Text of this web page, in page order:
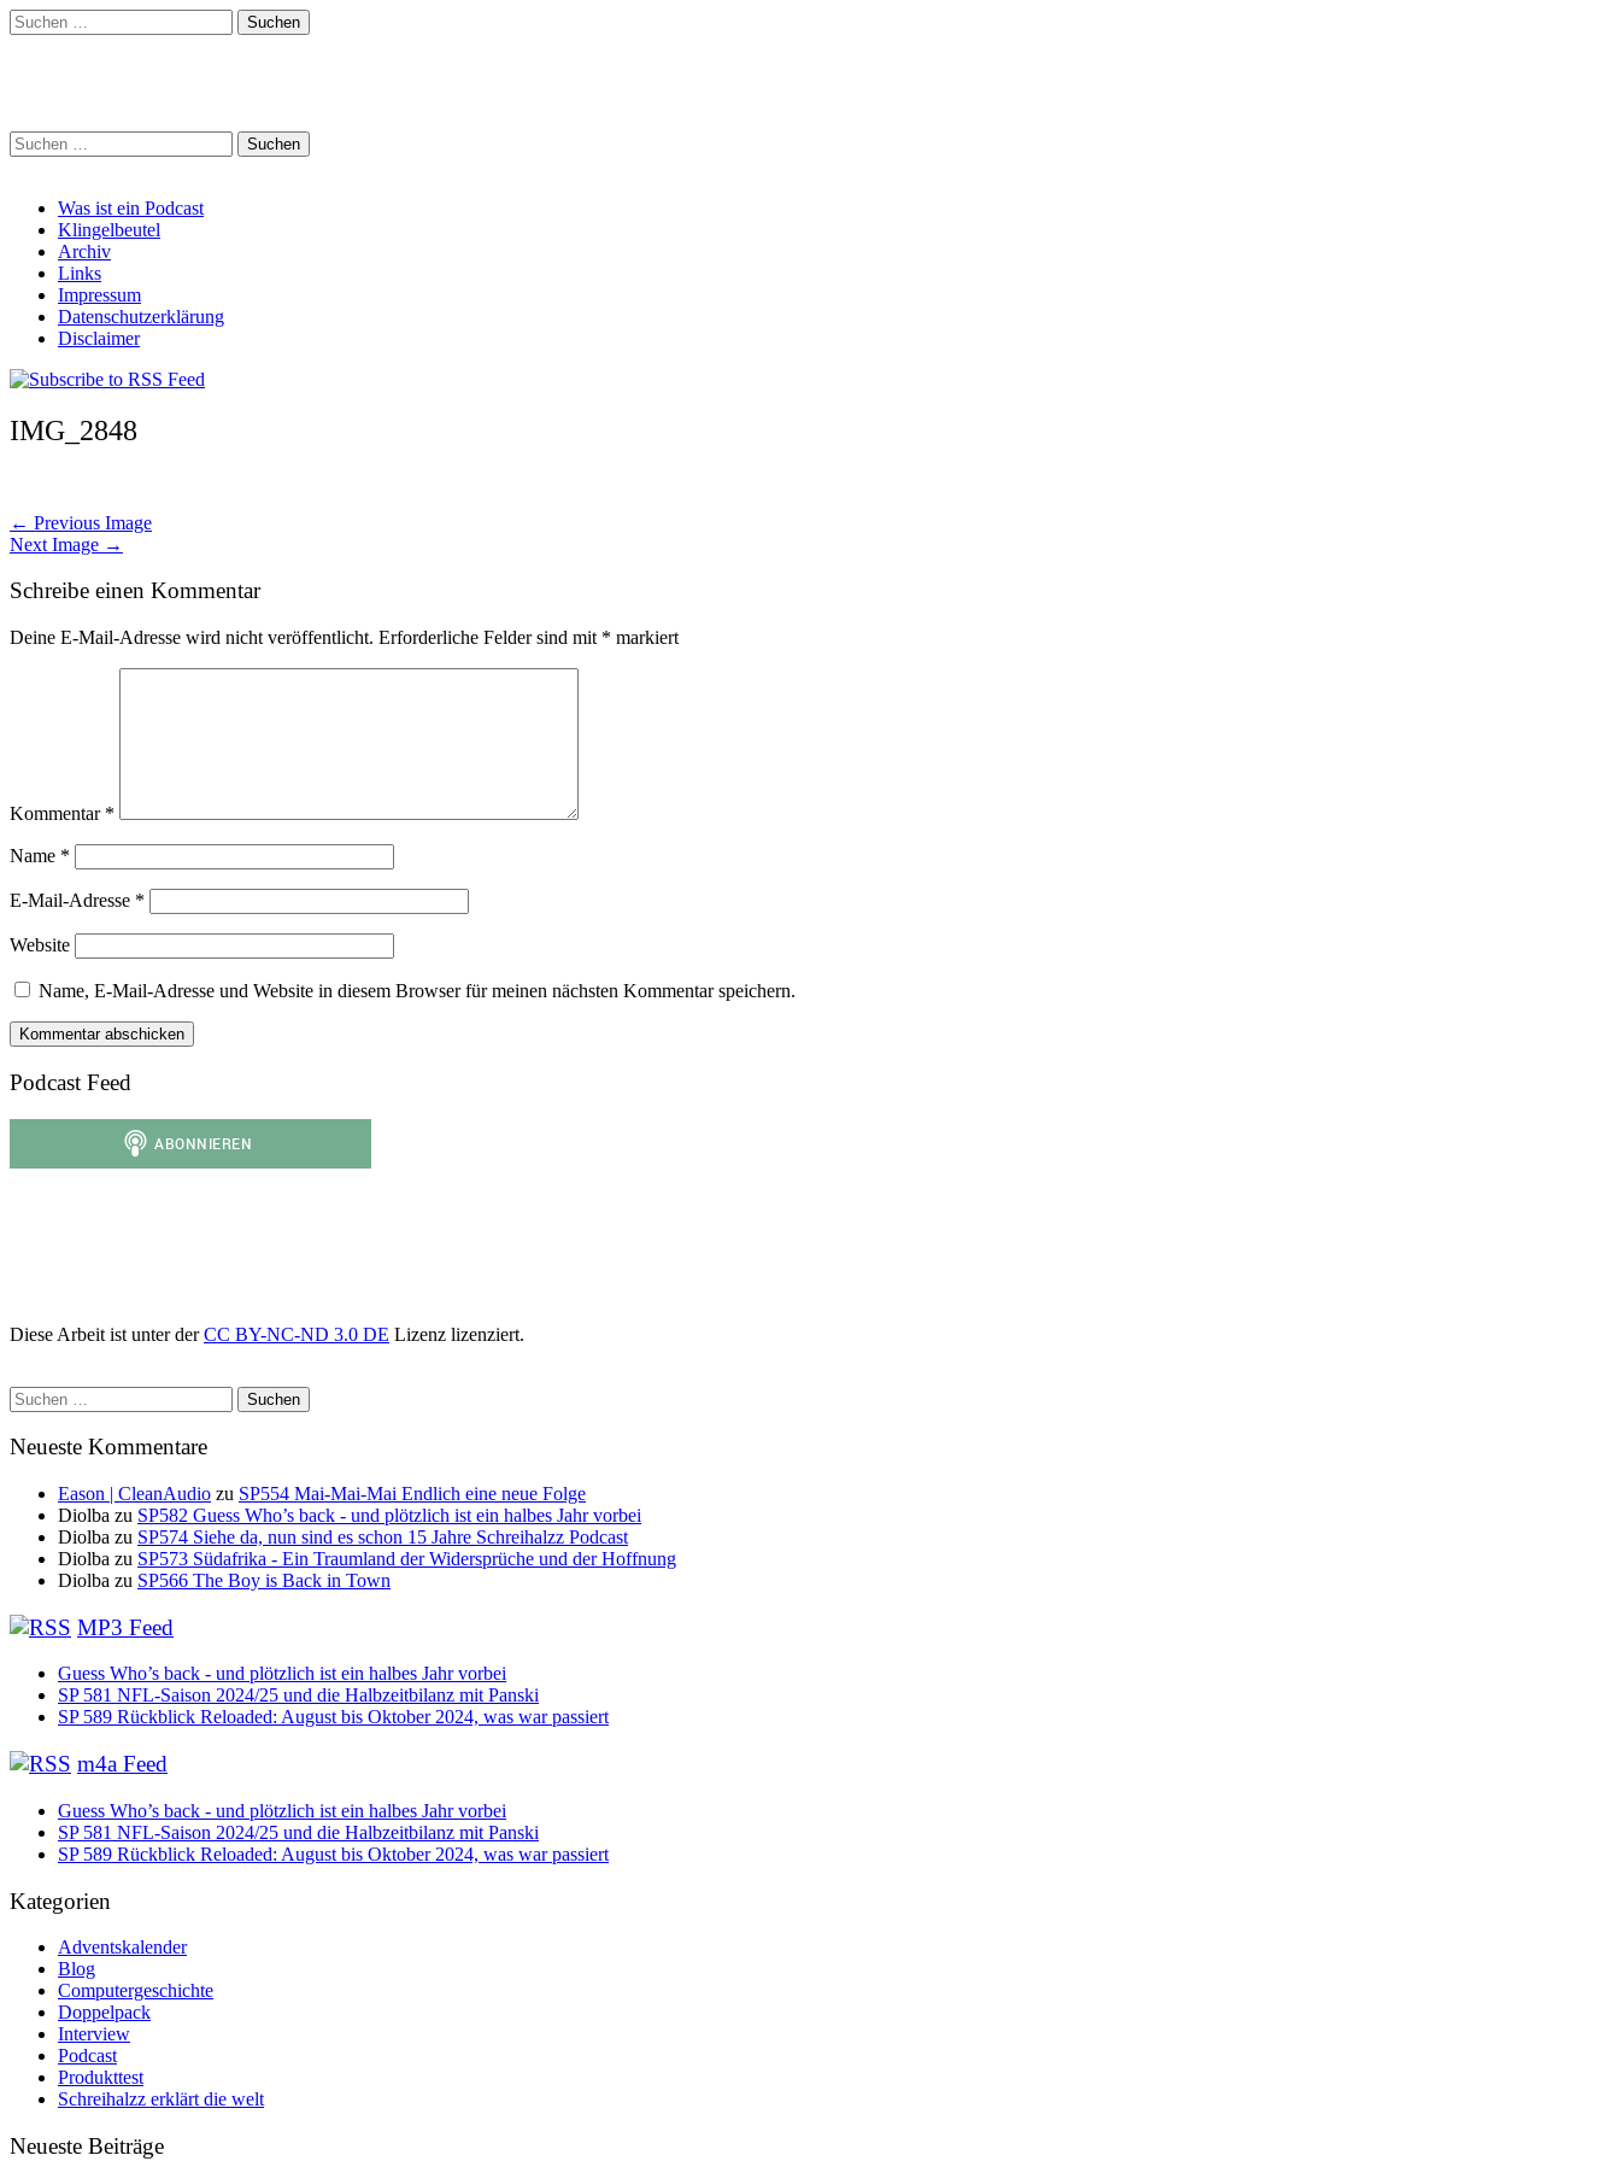
Suchen
nach:
Suchen
nach:
Main
menu
Skip
content
Was ist ein Podcast
Klingelbeutel
Archiv
Links
Impressum
Datenschutzerklärung
Disclaimer
IMG_2848
Post
navigation
← Previous Image
Next Image →
Schreibe einen Kommentar
Deine E-Mail-Adresse wird nicht veröffentlicht. Erforderliche Felder sind mit * markiert
Kommentar *
Name *
E-Mail-Adresse *
Website
Name, E-Mail-Adresse und Website in diesem Browser für meinen nächsten Kommentar speichern.
Podcast Feed
Diese Arbeit ist unter derCC BY-NC-ND 3.0 DE Lizenz lizenziert.
Suchen
nach:
Neueste Kommentare
Eason | CleanAudio zu SP554 Mai-Mai-Mai Endlich eine neue Folge
Diolba zu SP582 Guess Who’s back - und plötzlich ist ein halbes Jahr vorbei
Diolba zu SP574 Siehe da, nun sind es schon 15 Jahre Schreihalzz Podcast
Diolba zu SP573 Südafrika - Ein Traumland der Widersprüche und der Hoffnung
Diolba zu SP566 The Boy is Back in Town
MP3 Feed
Guess Who’s back - und plötzlich ist ein halbes Jahr vorbei
SP 581 NFL-Saison 2024/25 und die Halbzeitbilanz mit Panski
SP 589 Rückblick Reloaded: August bis Oktober 2024, was war passiert
m4a Feed
Guess Who’s back - und plötzlich ist ein halbes Jahr vorbei
SP 581 NFL-Saison 2024/25 und die Halbzeitbilanz mit Panski
SP 589 Rückblick Reloaded: August bis Oktober 2024, was war passiert
Kategorien
Adventskalender
Blog
Computergeschichte
Doppelpack
Interview
Podcast
Produkttest
Schreihalzz erklärt die welt
Neueste Beiträge